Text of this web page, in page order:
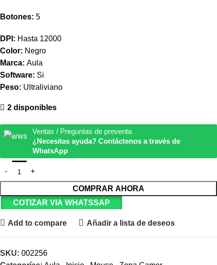
Botones: 5
DPI: Hasta 12000
Color: Negro
Marca: Aula
Software: Si
Peso: Ultraliviano
2 disponibles
Ventas / Preguntas de preventa
¿Necesitas ayuda? Contáctenos a través de
WhatsApp
COMPRAR AHORA
COTIZAR VIA WHATSSAP
Add to compare Añadir a lista de deseos
SKU: 002256